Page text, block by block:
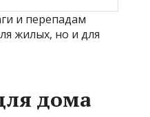
и перепадам
жилых, но и для
дома